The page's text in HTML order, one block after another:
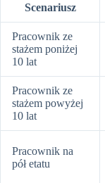
Scenariusz
Pracownik ze
stażem poniżej
10 lat
Pracownik ze
stażem powyżej
10 lat
Pracownik na
pół etatu